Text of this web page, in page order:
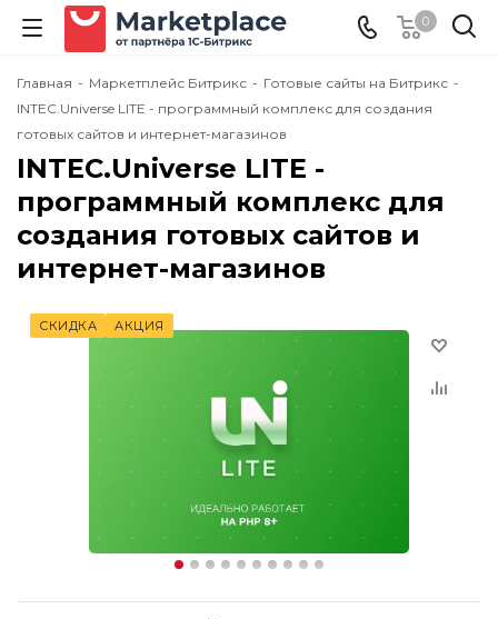
0
Главная - Маркетплейс Битрикс - Готовые сайты на Битрикс -
INTEC.Universe LITE - программный комплекс для создания
готовых сайтов и интернет-магазинов
INTEC.Universe LITE -
программный комплекс для
создания готовых сайтов и
интернет-магазинов
СКИДКА АКЦИЯ